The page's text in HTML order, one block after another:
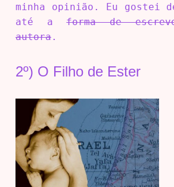
minha opinião. Eu gostei
até aforma de
autora.
2º) O Filho de Ester